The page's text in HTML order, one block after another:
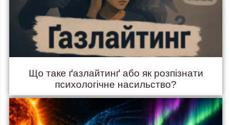
Що таке ґазлайтинґ або як розпізнати
психологічне насильство?